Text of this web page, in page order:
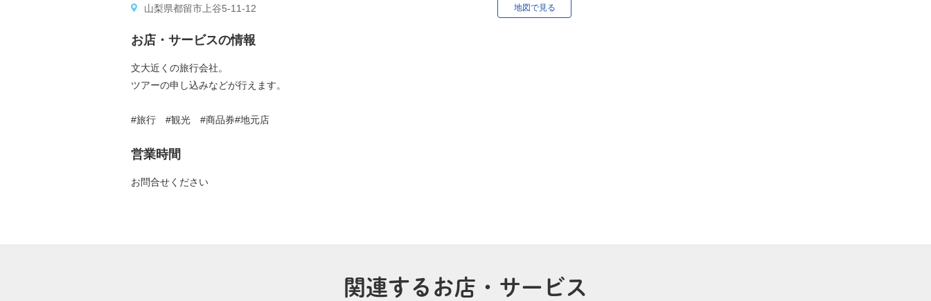
山梨県都留市上谷5-11-12 地図で見る
お店・サービスの情報
文大近くの旅行会社。
ツアーの申し込みなどが行えます。
#旅行 #観光 #商品券#地元店
営業時間
お問合せください
関連するお店・サービス